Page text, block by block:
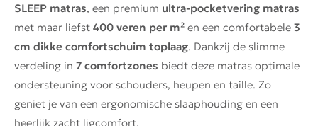
SLEEP matras, een premium ultra-pocketvering matras
met maar liefst 400 veren per m² en een comfortabele 3
cm dikke comfortschuim toplaag. Dankzij de slimme
verdeling in 7 comfortzones biedt deze matras optimale
ondersteuning voor schouders, heupen en taille. Zo
geniet je van een ergonomische slaaphouding en een
heerlijk zacht ligcomfort.